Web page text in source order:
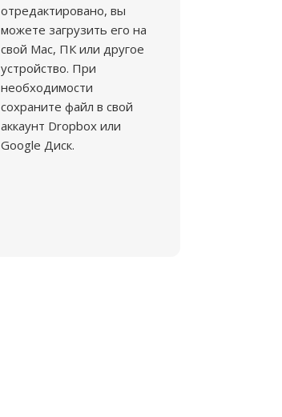
отредактировано, вы
можете загрузить его на
свой Mac, ПК или другое
устройство. При
необходимости
сохраните файл в свой
аккаунт Dropbox или
Google Диск.